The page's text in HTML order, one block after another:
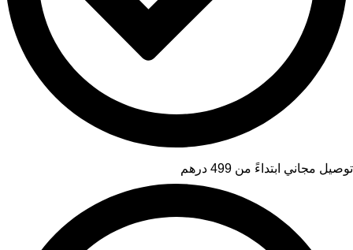
توصيل مجاني ابتداءً من 499 درهم